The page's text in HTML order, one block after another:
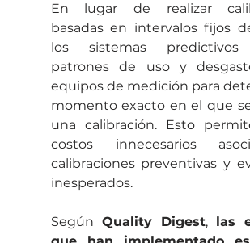
En lugar de realizar
basadas en intervalos fijos
los sistemas predictivos
patrones de uso y
equipos de medición para
momento exacto en el que
una calibración. Esto
costos innecesarios
calibraciones preventivas y
inesperados.
Según Quality Digest, las